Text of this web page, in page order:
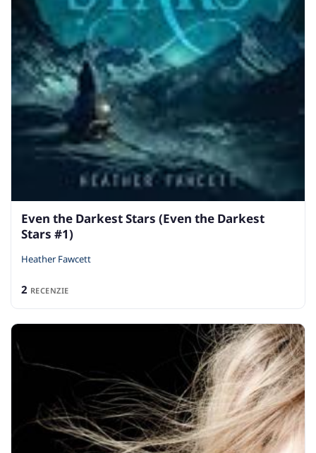
Even the Darkest Stars (Even the Darkest
Stars #1)
Heather Fawcett
2 RECENZIE